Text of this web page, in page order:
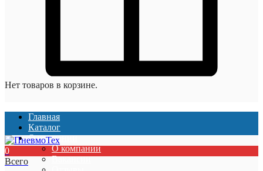
Нет товаров в корзине.
Главная
Каталог
О компании
О компании
Вакансии
0
Всего